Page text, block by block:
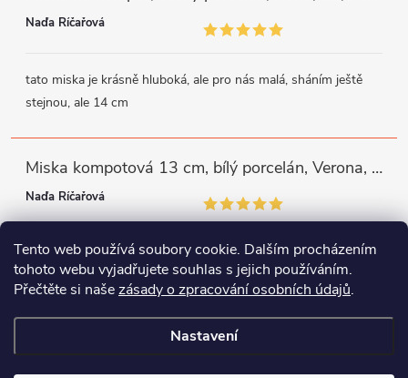
Tento web používá soubory cookie. Dalším procházením
tohoto webu vyjadřujete souhlas s jejich používáním.
Přečtěte si našezásady o zpracování osobních údajů.
Nastavení
Naďa Říčařová
tato miska je krásně hluboká, ale pro nás malá, sháním ještě
stejnou, ale 14 cm
Miska kompotová 13 cm, bílý porcelán, Verona, G. Benedikt
Naďa Říčařová
miska je trochu mělká, ale využiji